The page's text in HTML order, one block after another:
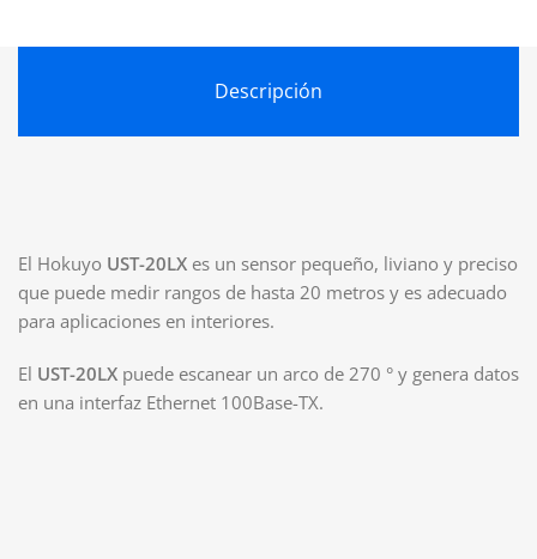
Descripción
El Hokuyo UST-20LX es un sensor pequeño, liviano y preciso
que puede medir rangos de hasta 20 metros y es adecuado
para aplicaciones en interiores.
El UST-20LX puede escanear un arco de 270 ° y genera datos
en una interfaz Ethernet 100Base-TX.